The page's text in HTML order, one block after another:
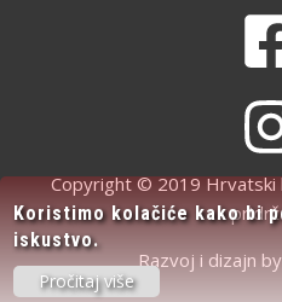
Copyright © 2019 Hrvatski
Razvoj i dizajn by
Koristimo kolačiće kako bi
iskustvo.
Pročitaj više